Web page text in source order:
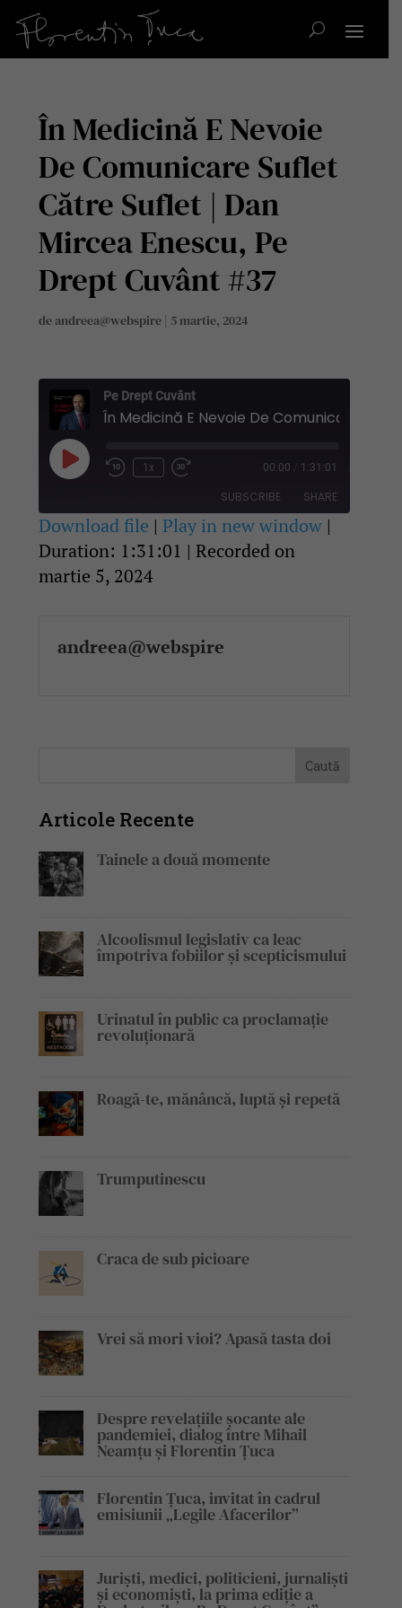
În Medicină E Nevoie
De Comunicare Suflet
Către Suflet | Dan
Mircea Enescu, Pe
Drept Cuvânt #37
deandreea@webspire | 5 martie, 2024
Pe Drept Cuvânt
Play
Episode
Rewind
1x
Fast
seconds
00:00 1:31:01
SUBSCRIBE SHARE
SHARE
LINK
Download file |Play in new window |
Duration: 1:31:01 |Recorded on
martie 5, 2024
andreea@webspire
Articole Recente
Tainele a două momente
Alcoolismul legislativ ca leac
împotriva fobiilor și scepticismului
Urinatul în public ca proclamație
revoluționară
Roagă-te, mănâncă, luptă și repetă
Trumputinescu
Craca de sub picioare
Vrei să mori vioi? Apasă tasta doi
Despre revelațiile șocante ale
pandemiei, dialog între Mihail
Neamțu și Florentin Țuca
Florentin Țuca, invitat în cadrul
emisiunii „Legile Afacerilor”
Juriști, medici, politicieni, jurnaliști
și economiști, la prima ediție a